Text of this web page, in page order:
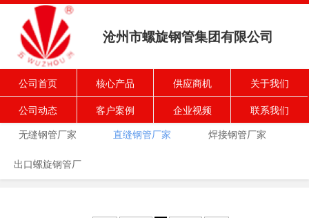
沧州市螺旋钢管集团有限公司
公司首页 核心产品 供应商机 关于我们
公司动态 客户案例 企业视频 联系我们
螺旋钢管厂家 防腐钢管厂家 弯头钢管厂家
无缝钢管厂家 直缝钢管厂家 焊接钢管厂家
出口螺旋钢管厂